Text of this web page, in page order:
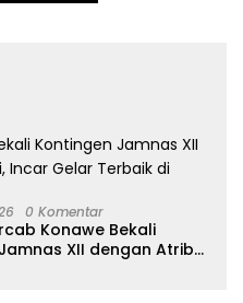
0 Komentar
Konawe Bekali
XII dengan Atribut